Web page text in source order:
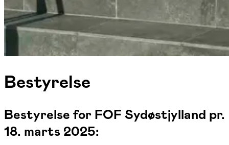
Bestyrelse
Bestyrelse for FOF Sydøstjylland pr.
18. marts 2025: